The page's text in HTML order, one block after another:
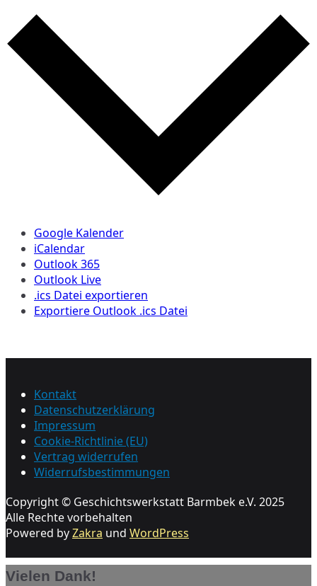
Google Kalender
iCalendar
Outlook 365
Outlook Live
.ics Datei exportieren
Exportiere Outlook .ics Datei
Kontakt
Datenschutzerklärung
Impressum
Cookie-Richtlinie (EU)
Vertrag widerrufen
Widerrufsbestimmungen
Copyright © Geschichtswerkstatt Barmbek e.V. 2025
Alle Rechte vorbehalten
Powered byZakra und WordPress
Vielen Dank!